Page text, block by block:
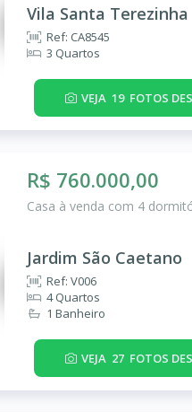
Vila Santa Terezinha
Ref: CA8545
3 Quartos
VEJA 19 FOTOS
R$ 760.000,00
Casa à venda com 4
Jardim São Caetano
Ref: V006
4 Quartos
1 Banheiro
VEJA 27 FOTOS